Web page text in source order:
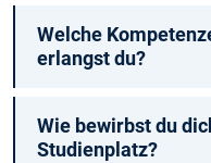
Welche
erlangst du?
Wie bewirbst du
Studienplatz?